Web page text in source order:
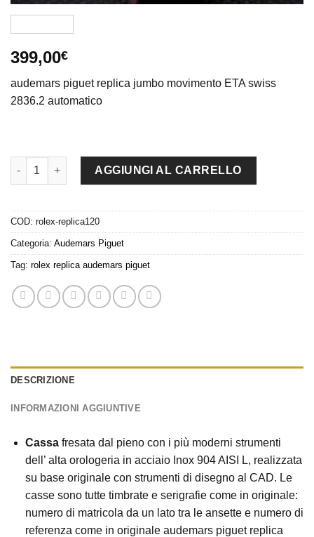
399,00€
audemars piguet replica jumbo movimento ETA swiss
2836.2 automatico
audemars piguet replica white dial strip leather imitazione
AGGIUNGI AL CARRELLO
COD: rolex-replica120
Categoria: Audemars Piguet
Tag: rolex replica audemars piguet
DESCRIZIONE
INFORMAZIONI AGGIUNTIVE
Cassa fresata dal pieno con i più moderni strumenti
dell’ alta orologeria in acciaio Inox 904 AISI L, realizzata
su base originale con strumenti di disegno al CAD. Le
casse sono tutte timbrate e serigrafie come in originale:
numero di matricola da un lato tra le ansette e numero di
referenza come in originale audemars piguet replica